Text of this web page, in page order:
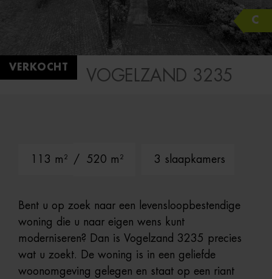
C
VERKOCHT VOGELZAND 3235
113 m² / 520 m² 3 slaapkamers
Bent u op zoek naar een levensloopbestendige
woning die u naar eigen wens kunt
moderniseren? Dan is Vogelzand 3235 precies
wat u zoekt. De woning is in een geliefde
woonomgeving gelegen en staat op een riant